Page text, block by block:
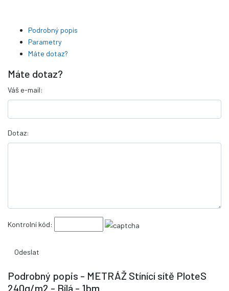
Podrobný popis
Parametry
Máte dotaz?
Máte dotaz?
Váš e-mail:
Dotaz:
Kontrolní kód:
Podrobný popis - METRÁŽ Stínící sítě PloteS
240g/m2 - Bílá - 1bm